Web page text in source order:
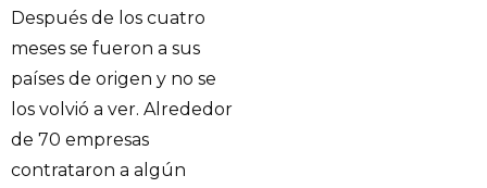
Después de los cuatro
meses se fueron a sus
países de origen y no se
los volvió a ver. Alrededor
de 70 empresas
contrataron a algún